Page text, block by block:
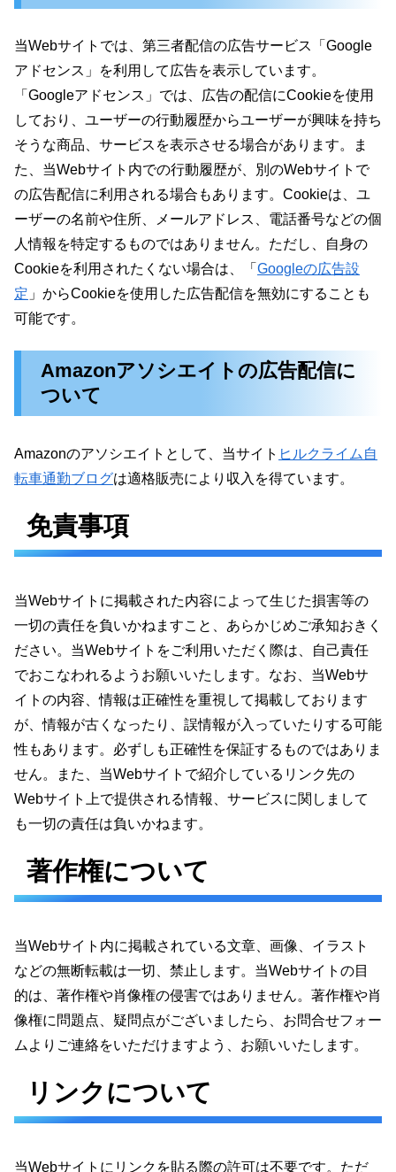
当Webサイトでは、第三者配信の広告サービス「Google
アドセンス」を利用して広告を表示しています。
「Googleアドセンス」では、広告の配信にCookieを使用
しており、ユーザーの行動履歴からユーザーが興味を持ち
そうな商品、サービスを表示させる場合があります。ま
た、当Webサイト内での行動履歴が、別のWebサイトで
の広告配信に利用される場合もあります。Cookieは、ユ
ーザーの名前や住所、メールアドレス、電話番号などの個
人情報を特定するものではありません。ただし、自身の
Cookieを利用されたくない場合は、「 Googleの広告設
定 」からCookieを使用した広告配信を無効にすることも
可能です。
Amazonアソシエイトの広告配信に
ついて
Amazonのアソシエイトとして、当サイト ヒルクライム自
転車通勤ブログは適格販売により収入を得ています。
免責事項
当Webサイトに掲載された内容によって生じた損害等の
一切の責任を負いかねますこと、あらかじめご承知おきく
ださい。当Webサイトをご利用いただく際は、自己責任
でおこなわれるようお願いいたします。なお、当Webサ
イトの内容、情報は正確性を重視して掲載しております
が、情報が古くなったり、誤情報が入っていたりする可能
性もあります。必ずしも正確性を保証するものではありま
せん。また、当Webサイトで紹介しているリンク先の
Webサイト上で提供される情報、サービスに関しまして
も一切の責任は負いかねます。
著作権について
当Webサイト内に掲載されている文章、画像、イラスト
などの無断転載は一切、禁止します。当Webサイトの目
的は、著作権や肖像権の侵害ではありません。著作権や肖
像権に問題点、疑問点がございましたら、お問合せフォー
ムよりご連絡をいただけますよう、お願いいたします。
リンクについて
当Webサイトにリンクを貼る際の許可は不要です。ただ